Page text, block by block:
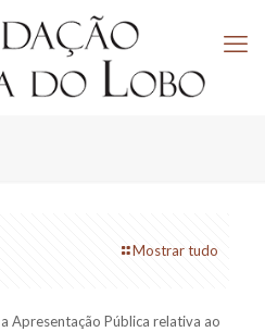
Mostrar tudo
Apresentação Pública relativa ao